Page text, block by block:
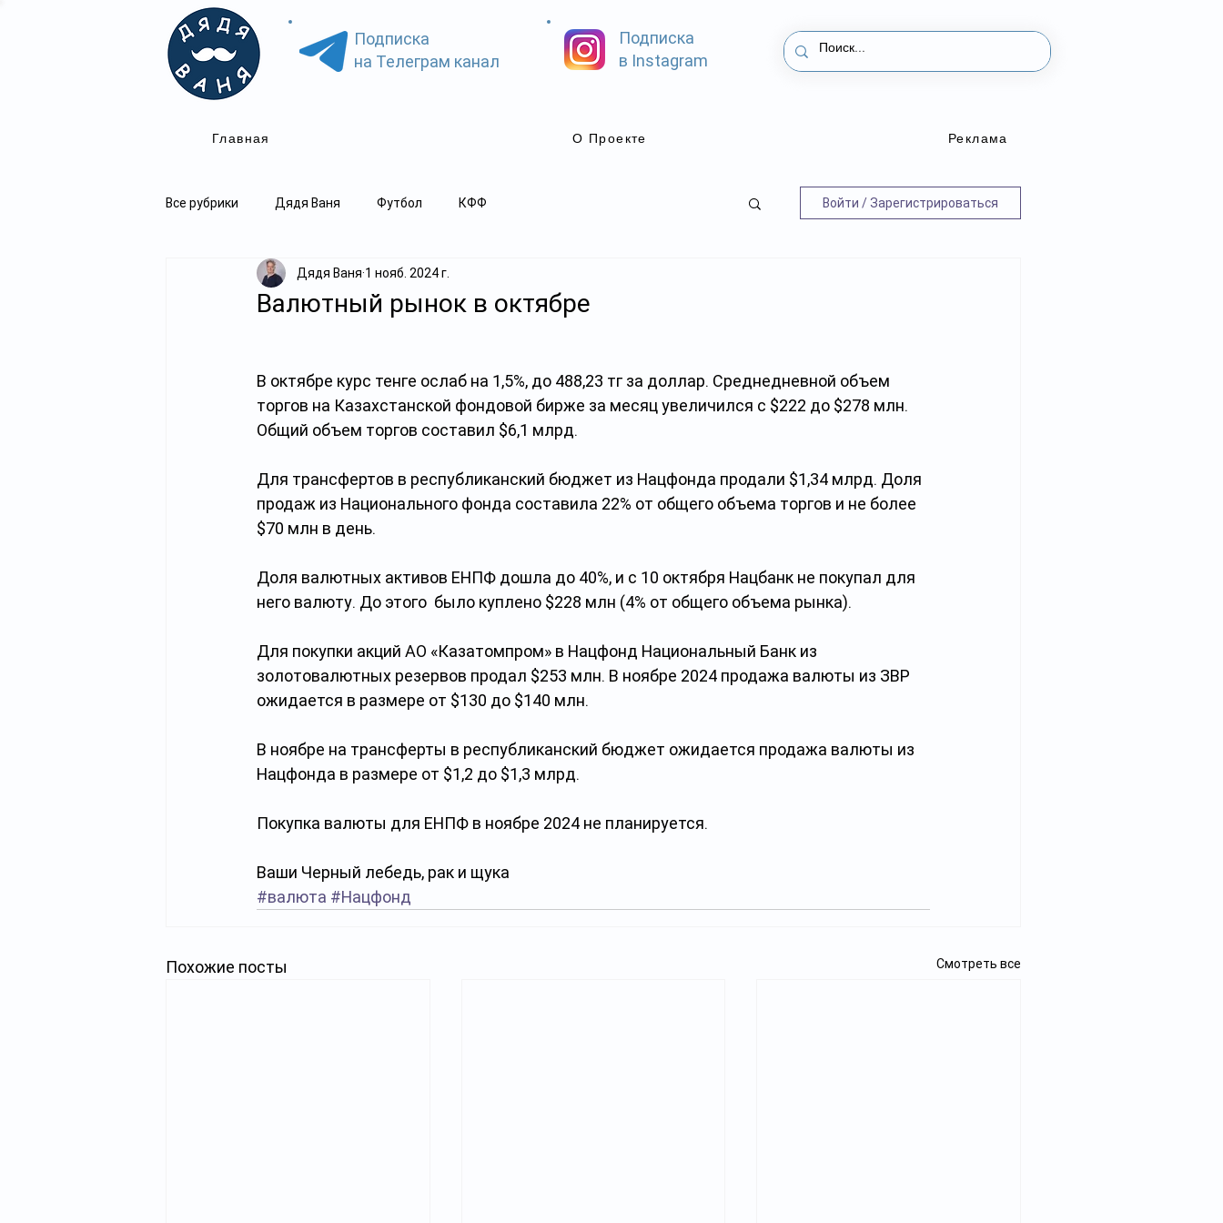
Подписка
на Телеграм канал
Главная
Подписка
в Instagram
О Проекте Реклама
Все рубрики Дядя Ваня Футбол КФФ Войти / Зарегистрироваться
Валютный рынок в октябре
Дядя Ваня 1 нояб. 2024 г.
В октябре курс тенге ослаб на 1,5%, до 488,23 тг за доллар. Среднедневной объем
торгов на Казахстанской фондовой бирже за месяц увеличился с $222 до $278 млн.
Общий объем торгов составил $6,1 млрд.
Для трансфертов в республиканский бюджет из Нацфонда продали $1,34 млрд. Доля
продаж из Национального фонда составила 22% от общего объема торгов и не более
$70 млн в день.
Доля валютных активов ЕНПФ дошла до 40%, и с 10 октября Нацбанк не покупал для
него валюту. До этого  было куплено $228 млн (4% от общего объема рынка).
Для покупки акций АО «Казатомпром» в Нацфонд Национальный Банк из
золотовалютных резервов продал $253 млн. В ноябре 2024 продажа валюты из ЗВР
ожидается в размере от $130 до $140 млн.
В ноябре на трансферты в республиканский бюджет ожидается продажа валюты из
Нацфонда в размере от $1,2 до $1,3 млрд.
Покупка валюты для ЕНПФ в ноябре 2024 не планируется.
Ваши Черный лебедь, рак и щука
#валюта #Нацфонд
Похожие посты Смотреть все